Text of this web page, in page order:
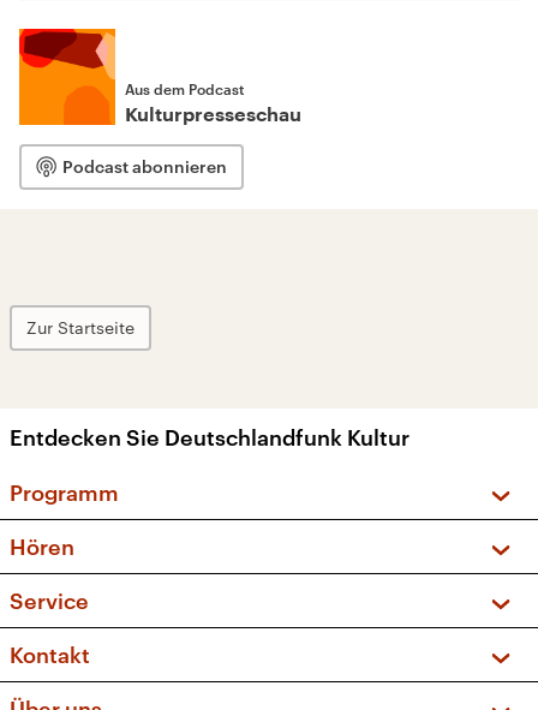
Aus dem Podcast
Kulturpresseschau
Podcast abonnieren
Zur Startseite
Entdecken Sie Deutschlandfunk Kultur
Programm
Sendungen und Podcasts
Musikliste
Kakadu – Das Kinderprogramm
Hören
Frequenzen (UKW + DAB+)
Service
FAQ
Apps
Kontakt